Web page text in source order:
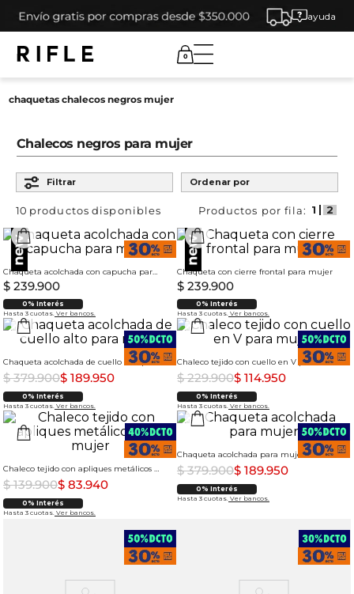
ayuda
0
chaquetas chalecos negros mujer
Chalecos negros para mujer
Filtrar Ordenar por
10 productos
Chaqueta acolchada con capucha para mujer
$ 239.900
0% Interés
Hasta 3 cuotas. Ver bancos.
Chaqueta con cierre frontal para mujer
$ 239.900
0% Interés
Hasta 3 cuotas. Ver bancos.
Chaqueta acolchada de cuello alto para mujer
$ 379.900$ 189.950
0% Interés
Hasta 3 cuotas. Ver bancos.
Chaleco tejido con cuello en V para mujer
$ 229.900$ 114.950
0% Interés
Hasta 3 cuotas. Ver bancos.
Chaleco tejido con apliques metálicos para mujer
$ 139.900$ 83.940
0% Interés
Hasta 3 cuotas. Ver bancos.
Chaqueta acolchada para mujer
$ 379.900$ 189.950
0% Interés
Hasta 3 cuotas. Ver bancos.